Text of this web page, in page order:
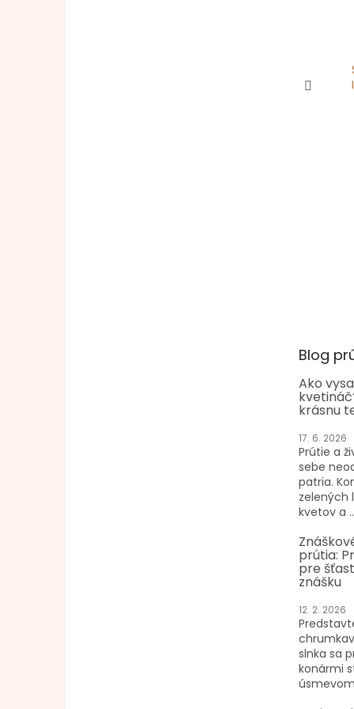
Blog
Ako
krásnu
17. 6. 2026
Prútie a
sebe
patria.
zelených
kvetov a
prútia:
pre
znášku
12. 2. 2026
slnka sa
konármi